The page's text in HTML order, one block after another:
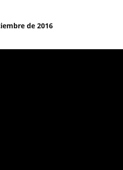
de 2016